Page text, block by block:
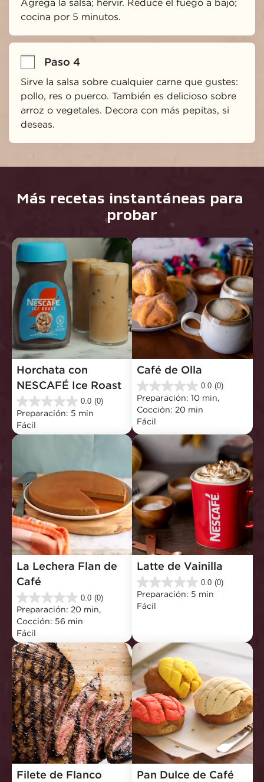
Agrega la salsa; hervir. Reduce el fuego a bajo;
cocina por 5 minutos.
Paso 4
Sirve la salsa sobre cualquier carne que gustes:
pollo, res o puerco. También es delicioso sobre
arroz o vegetales. Decora con más pepitas, si
deseas.
Más recetas instantáneas para
probar
Horchata con
NESCAFÉ Ice Roast
0.0 (0)
0.0
de
5
estrellas.
Preparación: 5 min
Fácil
Café de Olla
0.0 (0)
0.0
de
5
estrellas.
Preparación: 10 min,
Cocción: 20 min
Fácil
La Lechera Flan de
Café
0.0 (0)
0.0
de
5
estrellas.
Preparación: 20 min,
Cocción: 56 min
Fácil
Latte de Vainilla
0.0 (0)
0.0
de
5
Preparación: 5 min
Fácil
Filete de Flanco
Pan Dulce de Café